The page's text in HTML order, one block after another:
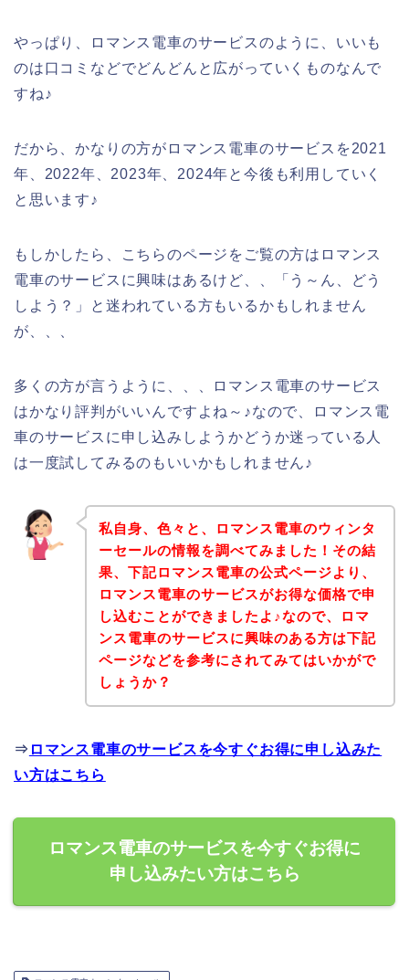
やっぱり、ロマンス電車のサービスのように、いいも
のは口コミなどでどんどんと広がっていくものなんで
すね♪
だから、かなりの方がロマンス電車のサービスを2021
年、2022年、2023年、2024年と今後も利用していく
と思います♪
もしかしたら、こちらのページをご覧の方はロマンス
電車のサービスに興味はあるけど、、「う～ん、どう
しよう？」と迷われている方もいるかもしれません
が、、、
多くの方が言うように、、、ロマンス電車のサービス
はかなり評判がいいんですよね～♪なので、ロマンス電
車のサービスに申し込みしようかどうか迷っている人
は一度試してみるのもいいかもしれません♪
私自身、色々と、ロマンス電車のウィンタ
ーセールの情報を調べてみました！その結
果、下記ロマンス電車の公式ページより、
ロマンス電車のサービスがお得な価格で申
し込むことができましたよ♪なので、ロマ
ンス電車のサービスに興味のある方は下記
ページなどを参考にされてみてはいかがで
しょうか？
⇒ ロマンス電車のサービスを今すぐお得に申し込みた
い方はこちら
ロマンス電車のサービスを今すぐお得に
申し込みたい方はこちら